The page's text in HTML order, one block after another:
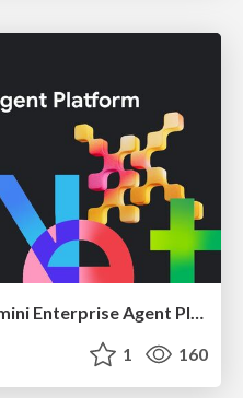
AI ネイティブな組織に Gemini Enterprise Agent Platform がなぜ必要なのか
1 160